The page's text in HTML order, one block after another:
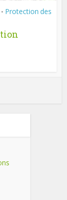
• Protection des